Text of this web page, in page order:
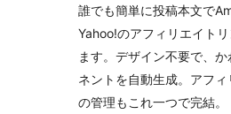
誰でも簡単に投稿本文で
Yahoo!のアフィリエイト
ます。デザイン不要で、
ネントを自動生成。アフィ
の管理もこれ一つで完結。